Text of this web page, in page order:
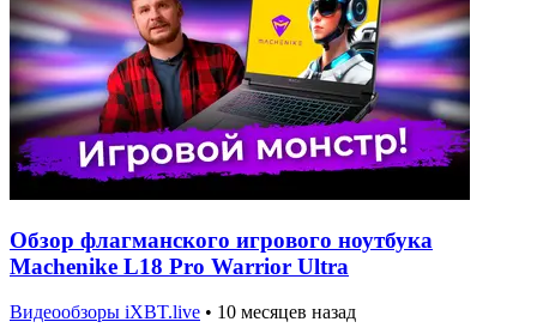
Обзор флагманского игрового ноутбука
Machenike L18 Pro Warrior Ultra
Видеообзоры iXBT.live • 10 месяцев назад